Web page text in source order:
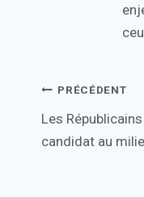
Navigation
de
PRÉCÉDENT
Les
candidat au